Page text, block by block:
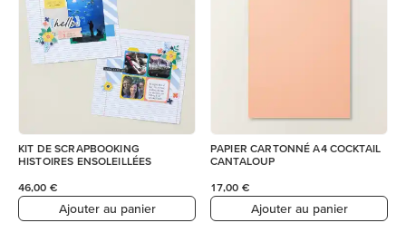
KIT DE SCRAPBOOKING
HISTOIRES ENSOLEILLÉES
46,00 €
Ajouter au panier
PAPIER CARTONNÉ A4 COCKTAIL
CANTALOUP
17,00 €
Ajouter au panier